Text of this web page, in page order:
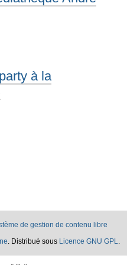
à la
de gestion de contenu libre
. Distribué sous Licence GNU GPL.